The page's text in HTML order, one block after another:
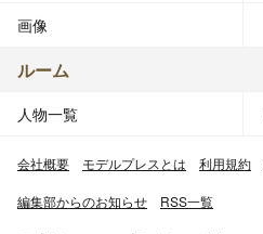
画像
ルーム
人物一覧
会社概要 モデルプレスとは 利用規約
編集部からのお知らせ RSS一覧